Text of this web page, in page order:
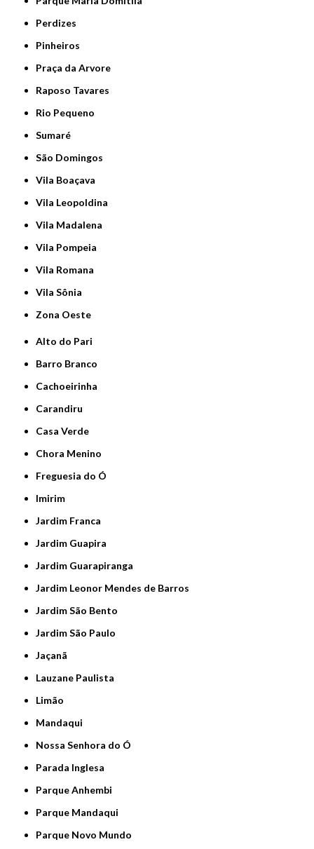
Perdizes
Pinheiros
Praça da Arvore
Raposo Tavares
Rio Pequeno
Sumaré
São Domingos
Vila Boaçava
Vila Leopoldina
Vila Madalena
Vila Pompeia
Vila Romana
Vila Sônia
Zona Oeste
Alto do Pari
Barro Branco
Cachoeirinha
Carandiru
Casa Verde
Chora Menino
Freguesia do Ó
Imirim
Jardim Franca
Jardim Guapira
Jardim Guarapiranga
Jardim Leonor Mendes de Barros
Jardim São Bento
Jardim São Paulo
Jaçanã
Lauzane Paulista
Limão
Mandaqui
Nossa Senhora do Ó
Parada Inglesa
Parque Anhembi
Parque Mandaqui
Parque Novo Mundo